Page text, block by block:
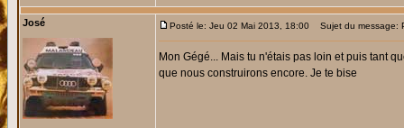
José Posté le: Jeu 02 Mai 2013, 18:00 Sujet du message:
Mon Gégé... Mais tu n'étais pas loin et puis tant
que nous construirons encore. Je te bise